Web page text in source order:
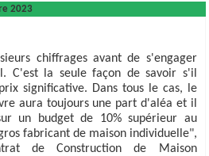
2023
chiffrages avant de s'engager
C'est la seule façon de savoir s'il
significative. Dans tous le cas, le
aura toujours une part d'aléa et il
un budget de 10% supérieur au
fabricant de maison individuelle",
de Construction de Maison